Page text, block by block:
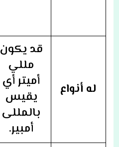
له أنواع
قد يكون
مللي
أميتر أي
يقيس
بالمللى
أمبير.